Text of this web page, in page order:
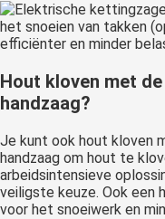
Hout kloven met
handzaag?
Je kunt ook hout kloven
handzaag om hout te
arbeidsintensieve
veiligste keuze. Ook een
voor het snoeiwerk en